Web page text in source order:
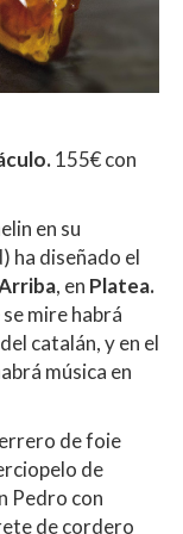
155€ con
en su
ha diseñado el
, en Platea.
mire habrá
catalán, y en el
música en
de foie
de
Pedro con
de cordero